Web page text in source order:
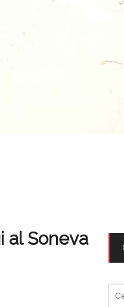
al Soneva
per: